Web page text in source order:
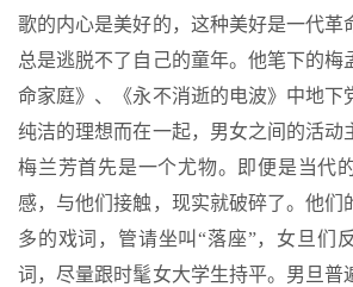
歌的内心是美好的，这种美好是一代革
总是逃脱不了自己的童年。他笔下的梅
命家庭》、《永不消逝的电波》中地下
纯洁的理想而在一起，男女之间的活动
梅兰芳首先是一个尤物。即便是当代
感，与他们接触，现实就破碎了。他们
多的戏词，管请坐叫“落座”，女旦们
词，尽量跟时髦女大学生持平。男旦普